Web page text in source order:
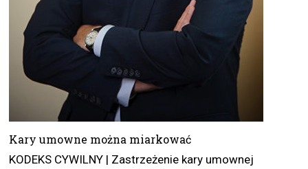
Kary umowne można miarkować
KODEKS CYWILNY | Zastrzeżenie kary umownej